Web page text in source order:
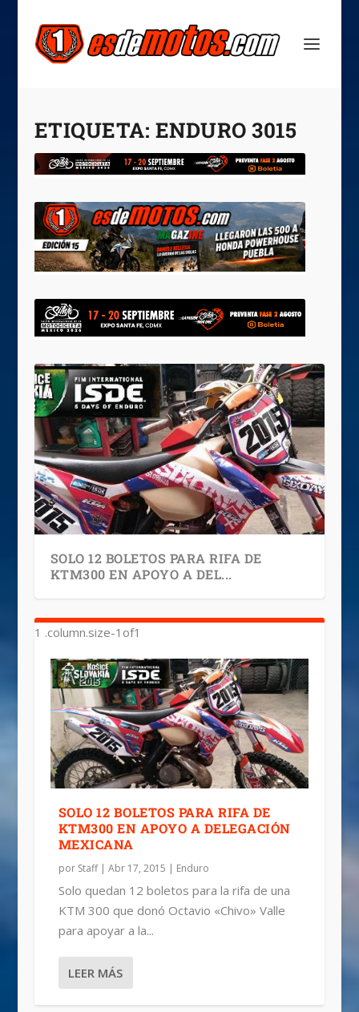
ETIQUETA: ENDURO 3015
SOLO 12 BOLETOS PARA RIFA DE
KTM300 EN APOYO A DEL...
SOLO 12 BOLETOS PARA RIFA DE
KTM300 EN APOYO A DELEGACIÓN
MEXICANA
por Staff| Abr 17, 2015 | Enduro
Solo quedan 12 boletos para la rifa de una
KTM 300 que donó Octavio «Chivo» Valle
para apoyar a la...
LEER MÁS